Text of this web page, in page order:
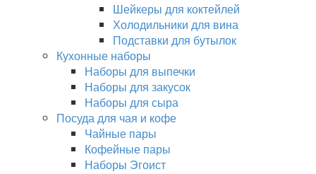
Шейкеры для коктейлей
Холодильники для вина
Подставки для бутылок
Кухонные наборы
Наборы для выпечки
Наборы для закусок
Наборы для сыра
Посуда для чая и кофе
Чайные пары
Кофейные пары
Наборы Эгоист